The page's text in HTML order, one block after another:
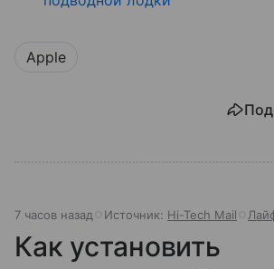
Apple
7 часов назад Источник: Hi-Tech Mail
Как установить